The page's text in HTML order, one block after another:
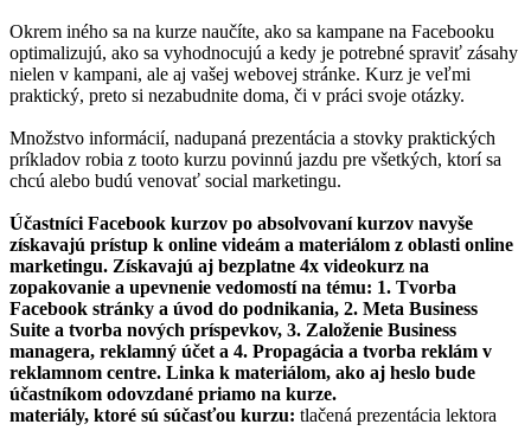
Okrem iného sa na kurze naučíte, ako sa kampane na Facebooku
optimalizujú, ako sa vyhodnocujú a kedy je potrebné spraviť zásahy
nielen v kampani, ale aj vašej webovej stránke. Kurz je veľmi
praktický, preto si nezabudnite doma, či v práci svoje otázky.
Množstvo informácií, nadupaná prezentácia a stovky praktických
príkladov robia z tooto kurzu povinnú jazdu pre všetkých, ktorí sa
chcú alebo budú venovať social marketingu.
Účastníci Facebook kurzov po absolvovaní kurzov navyše
získavajú prístup k online videám a materiálom z oblasti online
marketingu. Získavajú aj bezplatne 4x videokurz na
zopakovanie a upevnenie vedomostí na tému: 1. Tvorba
Facebook stránky a úvod do podnikania, 2. Meta Business
Suite a tvorba nových príspevkov, 3. Založenie Business
managera, reklamný účet a 4. Propagácia a tvorba reklám v
reklamnom centre. Linka k materiálom, ako aj heslo bude
účastníkom odovzdané priamo na kurze.
materiály, ktoré sú súčasťou kurzu: tlačená prezentácia lektora